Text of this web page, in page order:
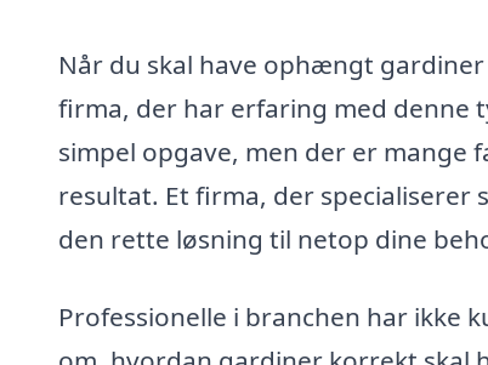
Når du skal have ophængt
firma, der har erfaring med denne
simpel opgave, men der er
resultat. Et firma, der
den rette løsning til netop dine
Professionelle i branchen har ikke